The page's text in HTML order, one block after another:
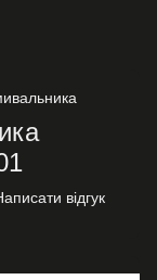
відгук